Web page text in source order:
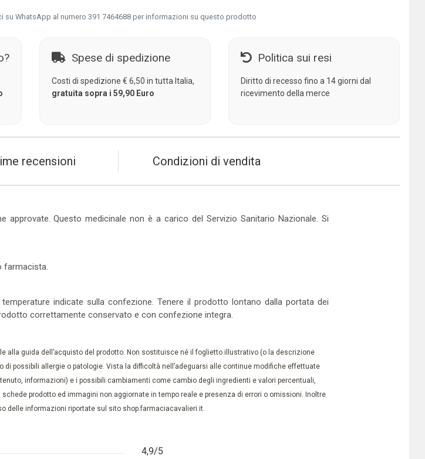
su WhatsApp al numero 391 7464688 per informazioni su questo prodotto
Spese di spedizione
Costi di spedizione € 6,50 in tutta Italia,
gratuita sopra i 59,90 Euro
Politica sui resi
Diritto di recesso fino a 14 giorni dal
ricevimento della merce
recensioni Condizioni di vendita
approvate. Questo medicinale non è a carico del Servizio Sanitario Nazionale. Si
farmacista.
indicate sulla confezione. Tenere il prodotto lontano dalla portata dei
correttamente conservato e con confezione integra.
guida dell’acquisto del prodotto. Non sostituisce né il foglietto illustrativo (o la descrizione
possibili allergie o patologie. Vista la difficoltà nell’adeguarsi alle continue modifiche effettuate
informazioni) e i possibili cambiamenti come cambio degli ingredienti e valori percentuali,
prodotto ed immagini non aggiornate in tempo reale e presenza di errori o omissioni. Inoltre
delle informazioni riportate sul sito shop.farmaciacavalieri.it.
4,9/5